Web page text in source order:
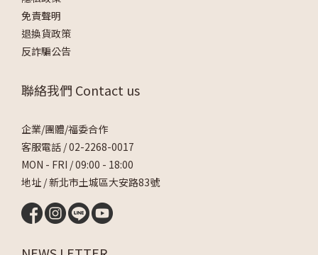
免責聲明
退換貨政策
反詐騙公告
聯絡我們 Contact us
企業/團體/福委合作
客服電話 /02-2268-0017
MON - FRI / 09:00 - 18:00
地址 / 新北市土城區大安路83號